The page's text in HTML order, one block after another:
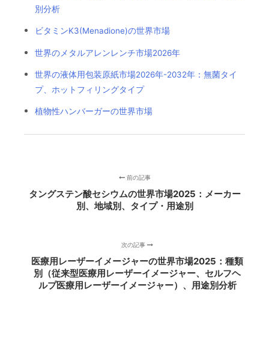
別分析
ビタミンK3(Menadione)の世界市場
世界のメタルアレンレンチ市場2026年
世界の液体用包装原紙市場2026年-2032年：無菌タイ
プ、ホットフィリングタイプ
植物性ハンバーガーの世界市場
前の記事
タングステン酸セシウムの世界市場2025：メーカー
別、地域別、タイプ・用途別
次の記事
医療用レーザーイメージャーの世界市場2025：種類
別（従来型医療用レーザーイメージャー、セルフヘ
ルプ医療用レーザーイメージャー）、用途別分析